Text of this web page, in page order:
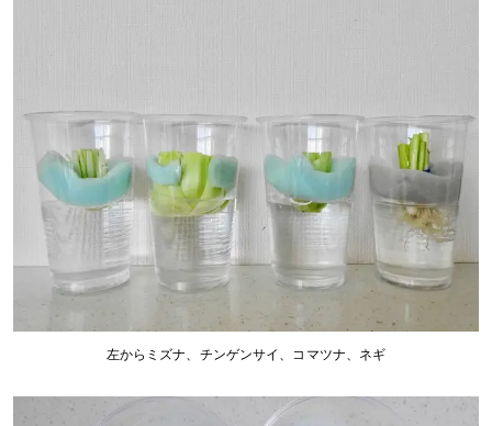
左からミズナ、チンゲンサイ、コマツナ、ネギ